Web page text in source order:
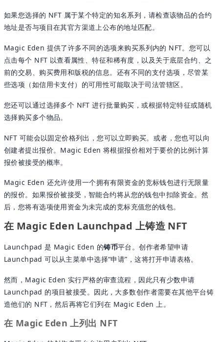
如果您选择的 NFT 属于某个特定的知名系列，请检查该物品的合约
地址是否与项目在其官方渠道上公布的地址匹配。
Magic Eden 提供了许多不同的选项来购买系列内的 NFT。您可以
点击每个 NFT 以查看属性、特征和稀有度，以及关于底层合约、之
前的交易、购买费用和版税的信息。还有不同的支付选项，尽管某
些选项（如信用卡支付）的可用性可能取决于司法管辖区。
您还可以通过选择多个 NFT 进行批量购买，或根据特定特征或随机
选择购买多个物品。
NFT 可能会以固定价格列出，您可以立即购买。或者，您也可以向
创建者提出报价。Magic Eden 将根据报价相对于要价的比例计算
报价被接受的概率。
Magic Eden 还允许使用一个拥有有限资金的竞标钱包进行无限量
的报价。如果报价被接受，智能合约将从您的钱包中扣除资金。然
后，您将有选项使用资金为未完成的竞标充值您的钱包。
在 Magic Eden Launchpad 上铸造 NFT
Launchpad 是 Magic Eden 的铸币平台。创作者希望申请
Launchpad 可以从主菜单中选择“申请”，这将打开申请表格。
然而，Magic Eden 实行严格的审查流程，因此只有少数申请
Launchpad 的项目被接受。因此，大多数创作者需要在其他平台铸
造他们的 NFT，然后再将它们列在 Magic Eden 上。
在 Magic Eden 上列出 NFT